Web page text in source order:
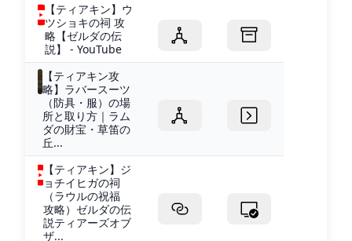
【ティアキン】ウ
ツショキの祠 攻
略【ゼルダの伝
説】 - YouTube
【ティアキン攻
略】ラバースーツ
（防具・服）の場
所と取り方｜ラム
ダの財宝・草笛の
丘...
【ティアキン】ジ
ョチイヒガの祠
（ラウルの祝福
攻略）ゼルダの伝
説ティアーズオブ
ザ...